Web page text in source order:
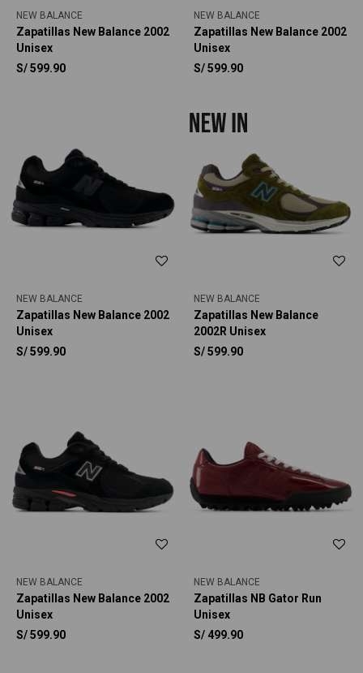
NEW BALANCE
Zapatillas New Balance 2002
Unisex
S/599.90
NEW BALANCE
Zapatillas New Balance 2002
Unisex
S/599.90
NEW BALANCE
Zapatillas New Balance 2002
Unisex
S/599.90
NEW BALANCE
Zapatillas New Balance
2002R Unisex
S/599.90
NEW BALANCE
Zapatillas New Balance 2002
Unisex
S/599.90
NEW BALANCE
Zapatillas NB Gator Run
Unisex
S/ 499.90